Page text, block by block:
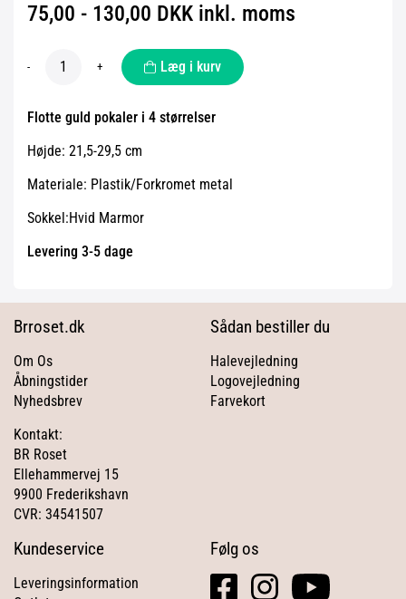
75,00 - 130,00 DKK inkl. moms
- + Læg i kurv
Flotte guld pokaler i 4 størrelser
Højde: 21,5-29,5 cm
Materiale: Plastik/Forkromet metal
Sokkel:Hvid Marmor
Levering 3-5 dage
Brroset.dk
Om Os
Åbningstider
Nyhedsbrev
Kontakt:
BR Roset
Ellehammervej 15
9900 Frederikshavn
CVR: 34541507
Sådan bestiller du
Halevejledning
Logovejledning
Farvekort
Kundeservice
Leveringsinformation
Følg os
facebookinstagramyoutube